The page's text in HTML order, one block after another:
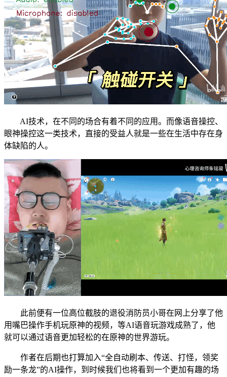
AI技术，在不同的场合有着不同的应用。而像语音操控、
眼神操控这一类技术，直接的受益人就是一些在生活中存在身
体缺陷的人。
此前便有一位高位截肢的退役消防员小哥在网上分享了他
用嘴巴操作手机玩原神的视频，等AI语音玩游戏成熟了，他
就可以通过语音更加轻松的在原神的世界游玩。
作者在后期也打算加入“全自动刷本、传送、打怪，领奖
励一条龙”的AI操作，到时候我们也将看到一个更加有趣的场